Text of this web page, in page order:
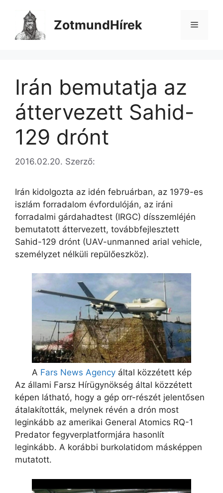
tartalomba
ZotmundHírek Menü
Irán bemutatja az
áttervezett Sahid-
129 drónt
2016.02.20. Szerző:
Irán kidolgozta az idén februárban, az 1979-es
iszlám forradalom évfordulóján, az iráni
forradalmi gárdahadtest (IRGC) dísszemléjén
bemutatott áttervezett, továbbfejlesztett
Sahid-129 drónt (UAV-unmanned arial vehicle,
személyzet nélküli repülőeszköz).
A Fars News Agencyáltal közzétett kép
Az állami Farsz Hírügynökség által közzétett
képen látható, hogy a gép orr-részét jelentősen
átalakították, melynek révén a drón most
leginkább az amerikai General Atomics RQ-1
Predator fegyverplatformjára hasonlít
leginkább. A korábbi burkolatidom másképpen
mutatott.